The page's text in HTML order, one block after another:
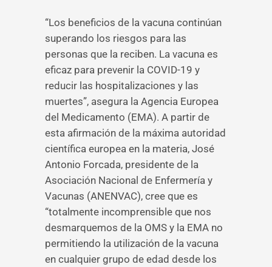
“Los beneficios de la vacuna continúan
superando los riesgos para las
personas que la reciben. La vacuna es
eficaz para prevenir la COVID-19 y
reducir las hospitalizaciones y las
muertes”, asegura la Agencia Europea
del Medicamento (EMA). A partir de
esta afirmación de la máxima autoridad
científica europea en la materia, José
Antonio Forcada, presidente de la
Asociación Nacional de Enfermería y
Vacunas (ANENVAC), cree que es
“totalmente incomprensible que nos
desmarquemos de la OMS y la EMA no
permitiendo la utilización de la vacuna
en cualquier grupo de edad desde los